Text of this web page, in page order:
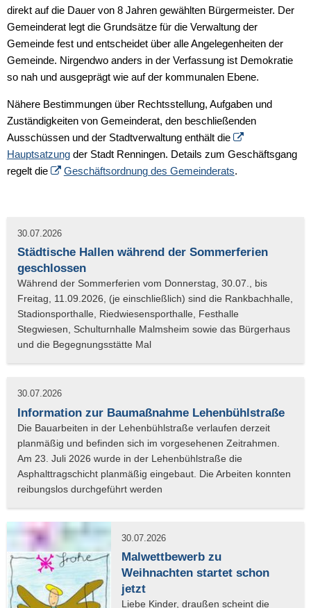
direkt auf die Dauer von 8 Jahren gewählten Bürgermeister. Der
Gemeinderat legt die Grundsätze für die Verwaltung der
Gemeinde fest und entscheidet über alle Angelegenheiten der
Gemeinde. Nirgendwo anders in der Verfassung ist Demokratie
so nah und ausgeprägt wie auf der kommunalen Ebene.
Nähere Bestimmungen über Rechtsstellung, Aufgaben und
Zuständigkeiten von Gemeinderat, den beschließenden
Ausschüssen und der Stadtverwaltung enthält die
Hauptsatzung der Stadt Renningen. Details zum Geschäftsgang
regelt die
Geschäftsordnung des Gemeinderats.
30.07.2026
Städtische Hallen während der Sommerferien
geschlossen
30.07.2026
Information zur Baumaßnahme Lehenbühlstraße
30.07.2026
Malwettbewerb zu
Weihnachten startet schon
jetzt